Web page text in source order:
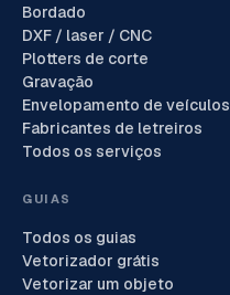
Bordado
DXF / laser / CNC
Plotters de corte
Gravação
Envelopamento de veículos
Fabricantes de letreiros
Todos os serviços
GUIAS
Todos os guias
Vetorizador grátis
Vetorizar um objeto